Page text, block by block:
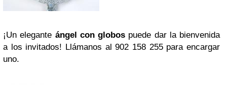
¡Un elegante ángel con globos puede dar la bienvenida
a los invitados! Llámanos al 902 158 255 para encargar
uno.